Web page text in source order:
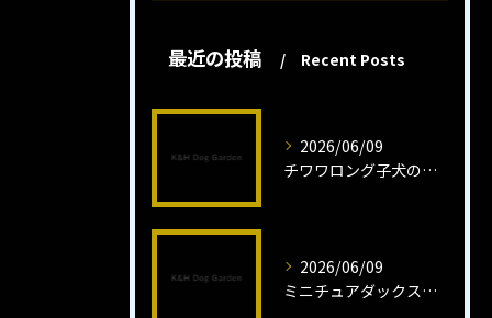
最近の投稿 Recent Posts
2026/06/09
チワワロング子犬の健康管理法とは
2026/06/09
ミニチュアダックスフンドロング子犬の魅力と育成法